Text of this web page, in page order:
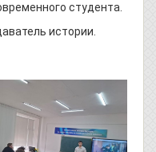
студента.
истории.